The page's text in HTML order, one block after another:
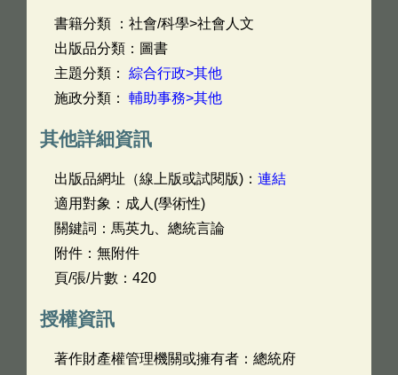
書籍分類 ：社會/科學>社會人文
出版品分類：圖書
主題分類： 綜合行政>其他
施政分類： 輔助事務>其他
其他詳細資訊
出版品網址（線上版或試閱版)： 連結
適用對象：成人(學術性)
關鍵詞：馬英九、總統言論
附件：無附件
頁/張/片數：420
授權資訊
著作財產權管理機關或擁有者：總統府